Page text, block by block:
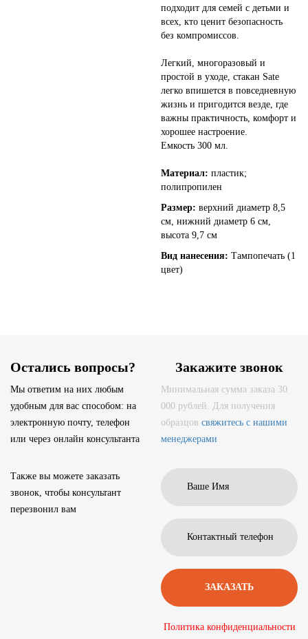
подходит для семей с детьми и
всех, кто ценит безопасность
без компромиссов.
Легкий, многоразовый и
простой в уходе, стакан Sate
легко впишется в повседневную
жизнь и пригодится везде, где
важны практичность, комфорт и
хорошее настроение.
Емкость 300 мл.
Материал: пластик;
полипропилен
Размер: верхний диаметр 8,5
см, нижний диаметр 6 см,
высота 9,7 см
Вид нанесения: Тампопечать (1
цвет)
Остались вопросы?
Мы ответим на них любым
удобным для вас способом: на
электронную почту, телефон
или через онлайн консультанта
Также вы можете заказать
звонок, чтобы консультант
перезвонил вам
Закажите звонок
Минимальная сумма заказа 30
000 рублей. Для получения
образцов свяжитесь с нашими
менеджерами
Политика конфиденциальности